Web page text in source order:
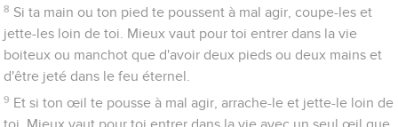
8 Si ta main ou ton pied te poussent à mal agir, coupe-les et
jette-les loin de toi. Mieux vaut pour toi entrer dans la vie
boiteux ou manchot que d'avoir deux pieds ou deux mains et
d'être jeté dans le feu éternel.
9 Et si ton œil te pousse à mal agir, arrache-le et jette-le loin de